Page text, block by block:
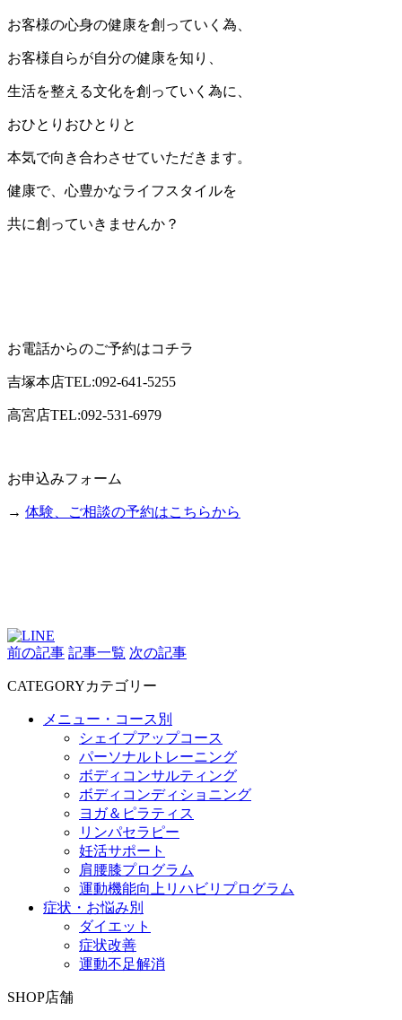
お客様の心身の健康を創っていく為、
お客様自らが自分の健康を知り、
生活を整える文化を創っていく為に、
おひとりおひとりと
本気で向き合わさせていただきます。
健康で、心豊かなライフスタイルを
共に創っていきませんか？
お電話からのご予約はコチラ
吉塚本店TEL:092-641-5255
高宮店TEL:092-531-6979
お申込みフォーム
→ 体験、ご相談の予約はこちらから
前の記事 記事一覧 次の記事
CATEGORYカテゴリー
メニュー・コース別
シェイプアップコース
パーソナルトレーニング
ボディコンサルティング
ボディコンディショニング
ヨガ＆ピラティス
リンパセラピー
妊活サポート
肩腰膝プログラム
運動機能向上リハビリプログラム
症状・お悩み別
ダイエット
症状改善
運動不足解消
SHOP店舗